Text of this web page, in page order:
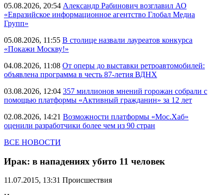
05.08.2026, 20:54 Александр Рабинович возглавил АО
«Евразийское информационное агентство Глобал Медиа
Групп»
05.08.2026, 11:55 В столице назвали лауреатов конкурса
«Покажи Москву!»
04.08.2026, 11:08 От оперы до выставки ретроавтомобилей:
объявлена программа в честь 87-летия ВДНХ
03.08.2026, 12:04 357 миллионов мнений горожан собрали с
помощью платформы «Активный гражданин» за 12 лет
02.08.2026, 14:21 Возможности платформы «Мос.Хаб»
оценили разработчики более чем из 90 стран
ВСЕ НОВОСТИ
Ирак: в нападениях убито 11 человек
11.07.2015, 13:31 Происшествия